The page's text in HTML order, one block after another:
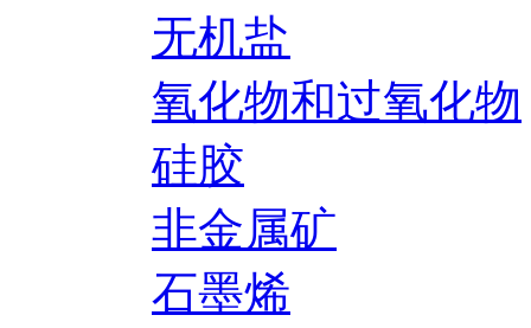
无机盐
氧化物和过氧化物
硅胶
非金属矿
石墨烯